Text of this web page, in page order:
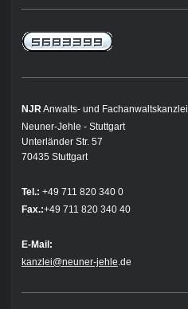
NJR Anwalts- und Fachanwaltskanzlei
Neuner-Jehle - Stuttgart
Unterländer Str. 57
70435 Stuttgart
Tel.: +49 711 820 340 0
Fax.:+49 711 820 340 40
E-Mail:
kanzlei@neuner-jehle .de